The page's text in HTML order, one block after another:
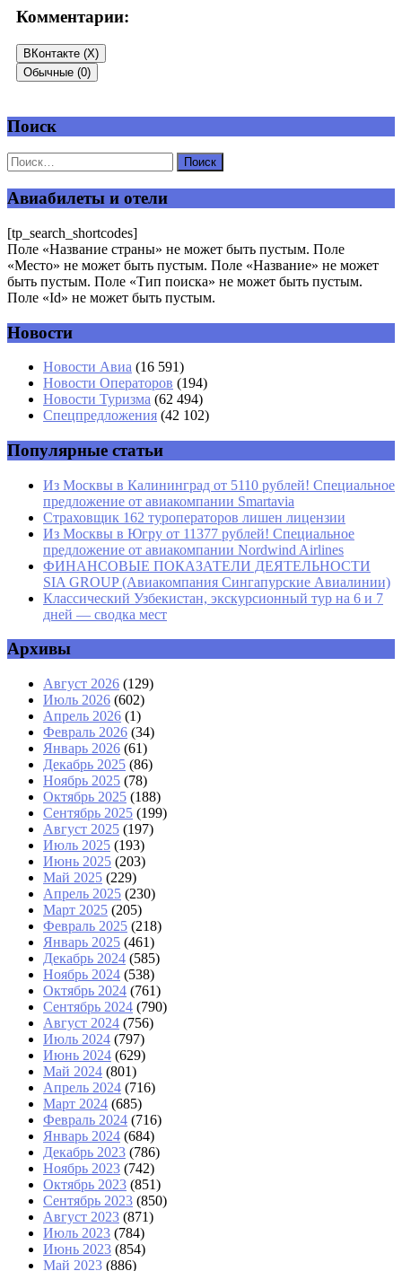
Комментарии:
ВКонтакте (X)
Обычные (0)
Добавить комментарий
Ваш адрес email не будет опубликован.
Имя *
Email*
Поиск
Авиабилеты и отели
[tp_search_shortcodes]
Поле «Название страны» не может быть пустым. Поле
«Место» не может быть пустым. Поле «Название» не может
быть пустым. Поле «Тип поиска» не может быть пустым.
Поле «Id» не может быть пустым.
Новости
Новости Авиа (16 591)
Новости Операторов (194)
Новости Туризма (62 494)
Спецпредложения (42 102)
Популярные статьи
Из Москвы в Калининград от 5110 рублей! Специальное
предложение от авиакомпании Smartavia
Страховщик 162 туроператоров лишен лицензии
Из Москвы в Югру от 11377 рублей! Специальное
предложение от авиакомпании Nordwind Airlines
ФИНАНСОВЫЕ ПОКАЗАТЕЛИ ДЕЯТЕЛЬНОСТИ
SIA GROUP (Авиакомпания Сингапурские Авиалинии)
Классический Узбекистан, экскурсионный тур на 6 и 7
дней — сводка мест
Архивы
Август 2026 (129)
Июль 2026 (602)
Апрель 2026 (1)
Февраль 2026 (34)
Январь 2026 (61)
Декабрь 2025 (86)
Ноябрь 2025 (78)
Октябрь 2025 (188)
Сентябрь 2025 (199)
Август 2025 (197)
Июль 2025 (193)
Июнь 2025 (203)
Май 2025 (229)
Апрель 2025 (230)
Март 2025 (205)
Февраль 2025 (218)
Январь 2025 (461)
Декабрь 2024 (585)
Ноябрь 2024 (538)
Октябрь 2024 (761)
Сентябрь 2024 (790)
Август 2024 (756)
Июль 2024 (797)
Июнь 2024 (629)
Май 2024 (801)
Апрель 2024 (716)
Март 2024 (685)
Февраль 2024 (716)
Январь 2024 (684)
Декабрь 2023 (786)
Ноябрь 2023 (742)
Октябрь 2023 (851)
Сентябрь 2023 (850)
Август 2023 (871)
Июль 2023 (784)
Июнь 2023 (854)
Май 2023 (886)